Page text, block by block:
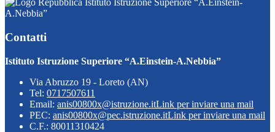
Istituto Istruzione Superiore “A.Einstein-
A.Nebbia”
Contatti
Istituto Istruzione Superiore “A.Einstein-A.Nebbia”
Via Abruzzo 19 - Loreto (AN)
Tel: 0717507611
Email: anis00800x@istruzione.itLink per inviare una mail
PEC: anis00800x@pec.istruzione.itLink per inviare una mail
C.F.: 80011310424